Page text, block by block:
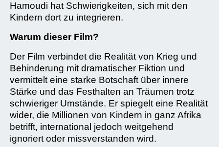
Hamoudi hat Schwierigkeiten, sich mit den
Kindern dort zu integrieren.
Warum dieser Film?
Der Film verbindet die Realität von Krieg und
Behinderung mit dramatischer Fiktion und
vermittelt eine starke Botschaft über innere
Stärke und das Festhalten an Träumen trotz
schwieriger Umstände. Er spiegelt eine Realität
wider, die Millionen von Kindern in ganz Afrika
betrifft, international jedoch weitgehend
ignoriert oder missverstanden wird.